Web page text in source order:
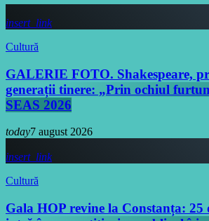
insert_link
Cultură
GALERIE FOTO. Shakespeare,
generații tinere: „Prin ochiul
SEAS 2026
today7 august 2026
insert_link
Cultură
Gala HOP revine la Constanța: 25